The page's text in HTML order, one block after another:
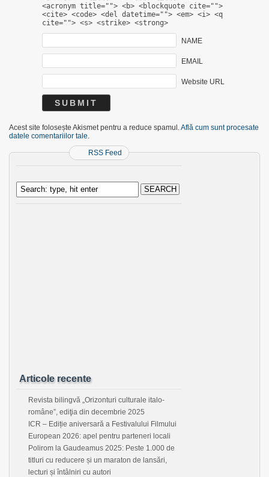
<acronym title=""> <b> <blockquote cite="">
<cite> <code> <del datetime=""> <em> <i> <q
cite=""> <s> <strike> <strong>
NAME
EMAIL
Website URL
Acest site folosește Akismet pentru a reduce spamul.Află cum sunt procesate
datele comentariilor tale.
RSS Feed
Articole recente
Revista bilingvă „Orizonturi culturale italo-
române”, ediţia din decembrie 2025
ICR – Ediție aniversară a Festivalului Filmului
European 2026: apel pentru parteneri locali
Polirom la Gaudeamus 2025: Peste 1.000 de
titluri cu reducere și un maraton de lansări,
lecturi și întâlniri cu autori